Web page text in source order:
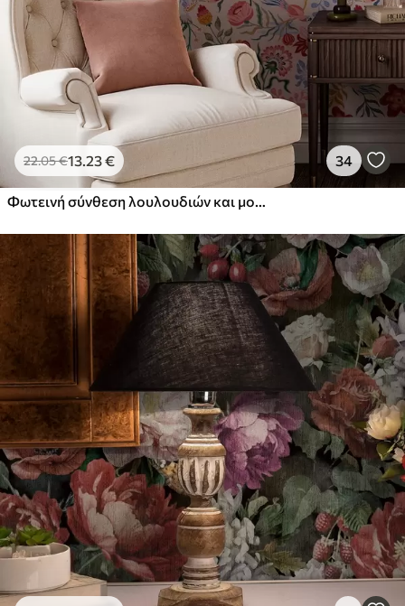
22.05€13.23€ 34
Φωτεινή σύνθεση λουλουδιών και μούρων με παπαγάλους